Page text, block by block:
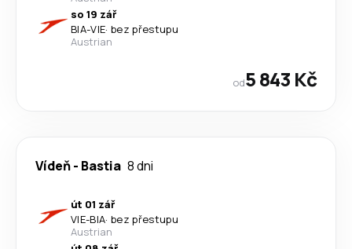
so 19 zář
BIA-VIE· bez přestupu
Austrian
od5 843 Kč
Vídeň- Bastia 8 dni
út 01 zář
VIE-BIA· bez přestupu
Austrian